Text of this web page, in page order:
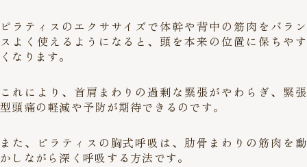
ピラティスのエクササイズで体幹や背中の筋肉をバラン
スよく使えるようになると、頭を本来の位置に保ちやす
くなります。
これにより、首肩まわりの過剰な緊張がやわらぎ、緊張
型頭痛の軽減や予防が期待できるのです。
また、ピラティスの胸式呼吸は、肋骨まわりの筋肉を動
かしながら深く呼吸する方法です。